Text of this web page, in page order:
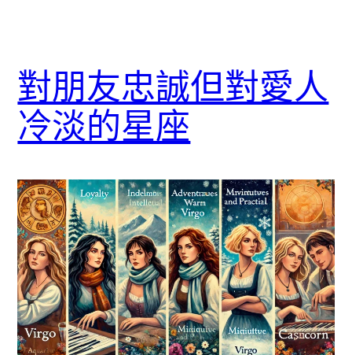
對朋友忠誠但對愛人
冷淡的星座